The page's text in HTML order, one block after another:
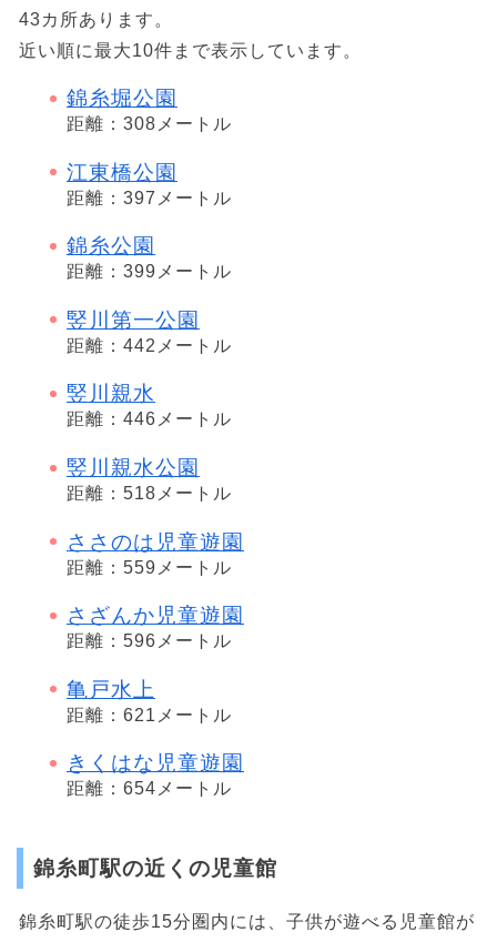
43カ所あります。
近い順に最大10件まで表示しています。
錦糸堀公園
距離：308メートル
江東橋公園
距離：397メートル
錦糸公園
距離：399メートル
竪川第一公園
距離：442メートル
竪川親水
距離：446メートル
竪川親水公園
距離：518メートル
ささのは児童遊園
距離：559メートル
さざんか児童遊園
距離：596メートル
亀戸水上
距離：621メートル
きくはな児童遊園
距離：654メートル
錦糸町駅の近くの児童館
錦糸町駅の徒歩15分圏内には、子供が遊べる児童館が